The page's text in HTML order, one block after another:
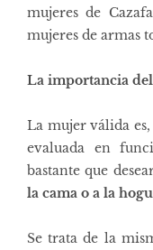
mujeres de
mujeres de armas
La importancia
La mujer válida
evaluada en
bastante que
la cama o a la
Se trata de la